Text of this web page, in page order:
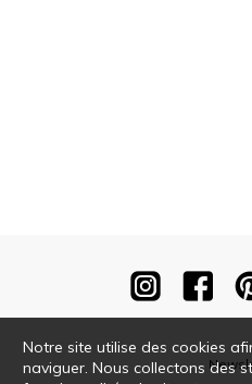
Notre site utilise des cookies
naviguer. Nous collectons des